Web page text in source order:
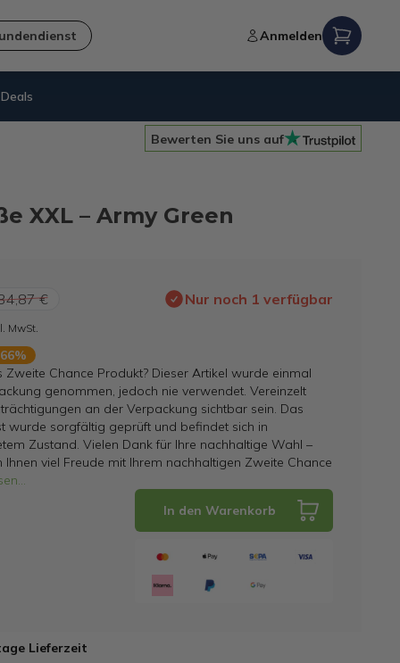
Anmelden
14 TageRückgaberecht
Bewerten Sie uns auf
XXL – Army Green
€ Nur noch 1 verfügbar
MwSt.
Zweite Chance Produkt? Dieser Artikel wurde einmal
genommen, jedoch nie verwendet. Vereinzelt
an der Verpackung sichtbar sein. Das
wurde sorgfältig geprüft und befindet sich in
Zustand. Vielen Dank für Ihre nachhaltige Wahl –
Ihnen viel Freude mit Ihrem nachhaltigen Zweite Chance
...
In den Warenkorb
Lieferzeit